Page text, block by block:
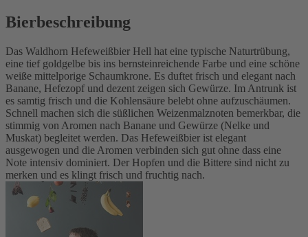
Bierbeschreibung
Das Waldhorn Hefeweißbier Hell hat eine typische Naturtrübung,
eine tief goldgelbe bis ins bernsteinreichende Farbe und eine schöne
weiße mittelporige Schaumkrone. Es duftet frisch und elegant nach
Banane, Hefezopf und dezent zeigen sich Gewürze. Im Antrunk ist
es samtig frisch und die Kohlensäure belebt ohne aufzuschäumen.
Schnell machen sich die süßlichen Weizenmalznoten bemerkbar, die
stimmig von Aromen nach Banane und Gewürze (Nelke und
Muskat) begleitet werden. Das Hefeweißbier ist elegant
ausgewogen und die Aromen verbinden sich gut ohne dass eine
Note intensiv dominiert. Der Hopfen und die Bittere sind nicht zu
merken und es klingt frisch und fruchtig nach.